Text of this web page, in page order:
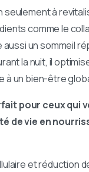
seulement à
comme le
un sommeil
la nuit, il
à un bien-être
pour ceux qui
de vie en
et réduction